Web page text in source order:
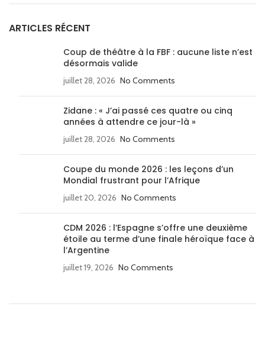
ARTICLES RÉCENT
Coup de théâtre à la FBF : aucune liste n’est
désormais valide
juillet 28, 2026 No Comments
Zidane : « J’ai passé ces quatre ou cinq
années à attendre ce jour-là »
juillet 28, 2026 No Comments
Coupe du monde 2026 : les leçons d’un
Mondial frustrant pour l’Afrique
juillet 20, 2026 No Comments
CDM 2026 : l’Espagne s’offre une deuxième
étoile au terme d’une finale héroïque face à
l’Argentine
juillet 19, 2026 No Comments